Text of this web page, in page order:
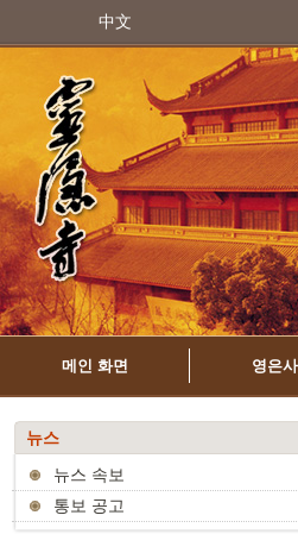
中文
메인 화면 영은
뉴스
뉴스 속보
통보 공고